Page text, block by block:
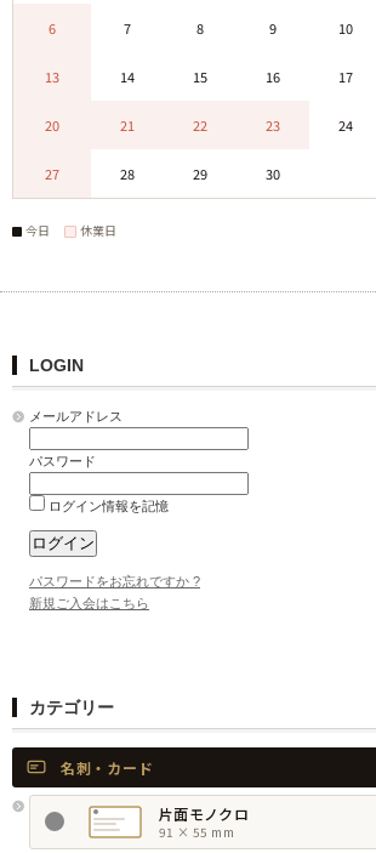
6 7 8 9 10
13 14 15 16 17
20 21 22 23 24
27 28 29 30
今日 休業日
LOGIN
メールアドレス
パスワード
ログイン情報を記憶
パスワードをお忘れですか ?
新規ご入会はこちら
カテゴリー
名刺・カード
片面モノクロ
91 × 55 mm